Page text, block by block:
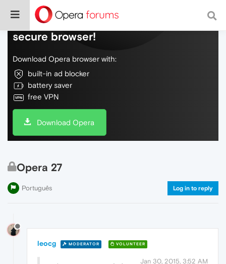
Do more on the web, with a fast and
secure browser!
Download Opera browser with:
built-in ad blocker
battery saver
free VPN
Download Opera
Opera 27
Português Log in to reply
leocg MODERATOR VOLUNTEER
Jan 30, 2015, 3:52 AM